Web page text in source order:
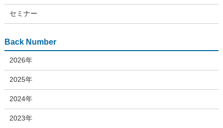
セミナー
Back Number
2026年
2025年
2024年
2023年